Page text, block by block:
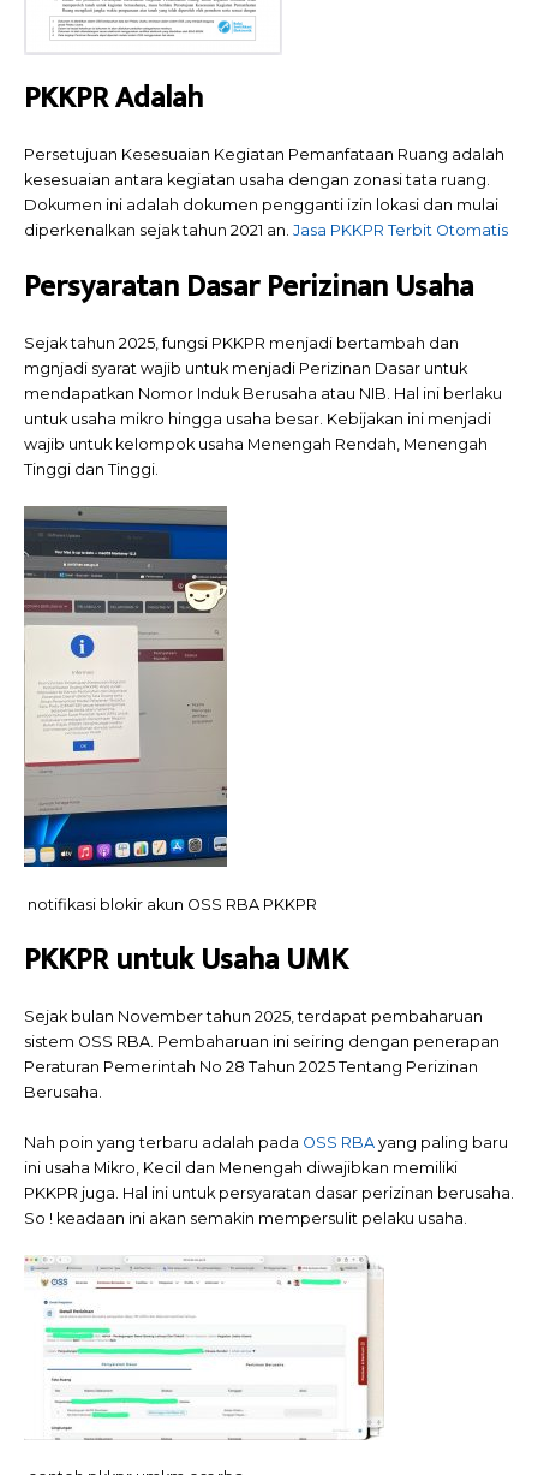
PKKPR Adalah
Persetujuan Kesesuaian Kegiatan Pemanfataan Ruang adalah
kesesuaian antara kegiatan usaha dengan zonasi tata ruang.
Dokumen ini adalah dokumen pengganti izin lokasi dan mulai
diperkenalkan sejak tahun 2021 an. Jasa PKKPR Terbit Otomatis
Persyaratan Dasar Perizinan Usaha
Sejak tahun 2025, fungsi PKKPR menjadi bertambah dan
mgnjadi syarat wajib untuk menjadi Perizinan Dasar untuk
mendapatkan Nomor Induk Berusaha atau NIB. Hal ini berlaku
untuk usaha mikro hingga usaha besar. Kebijakan ini menjadi
wajib untuk kelompok usaha Menengah Rendah, Menengah
Tinggi dan Tinggi.
notifikasi blokir akun OSS RBA PKKPR
PKKPR untuk Usaha UMK
Sejak bulan November tahun 2025, terdapat pembaharuan
sistem OSS RBA. Pembaharuan ini seiring dengan penerapan
Peraturan Pemerintah No 28 Tahun 2025 Tentang Perizinan
Berusaha.
Nah poin yang terbaru adalah pada OSS RBA yang paling baru
ini usaha Mikro, Kecil dan Menengah diwajibkan memiliki
PKKPR juga. Hal ini untuk persyaratan dasar perizinan berusaha.
So ! keadaan ini akan semakin mempersulit pelaku usaha.